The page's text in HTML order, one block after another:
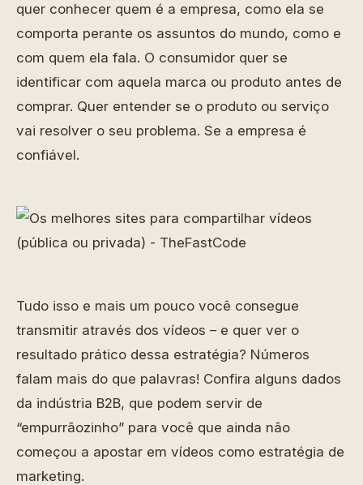
quer conhecer quem é a empresa, como ela se
comporta perante os assuntos do mundo, como e
com quem ela fala. O consumidor quer se
identificar com aquela marca ou produto antes de
comprar. Quer entender se o produto ou serviço
vai resolver o seu problema. Se a empresa é
confiável.
Tudo isso e mais um pouco você consegue
transmitir através dos vídeos – e quer ver o
resultado prático dessa estratégia? Números
falam mais do que palavras! Confira alguns dados
da indústria B2B, que podem servir de
“empurrãozinho” para você que ainda não
começou a apostar em vídeos como estratégia de
marketing.